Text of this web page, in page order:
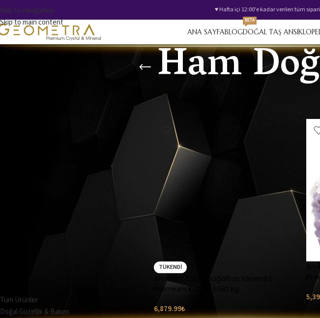
Skip to navigation
Skip to main content
♥️ Hafta içi 12:00'e kadar verilen tüm
ANA SAYFABLOGDOĞAL TAŞ
BETA
Ham
Tüm Ürünler
Doğal Güzellik & Bakım
Ana Sayfa Ham Doğal Taşlar
TÜKENDI
Premium Kütle | 1.160 kg.
6,879.99₺